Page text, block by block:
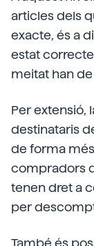
articles dels
exacte, és a
estat
meitat han
Per extensió,
destinataris
de forma
compradors
tenen dret a
per
També és